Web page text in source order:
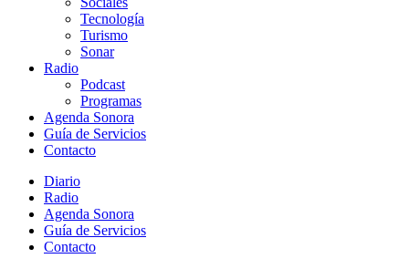
Tecnología
Turismo
Sonar
Radio
Podcast
Programas
Agenda Sonora
Guía de Servicios
Contacto
Diario
Radio
Agenda Sonora
Guía de Servicios
Contacto